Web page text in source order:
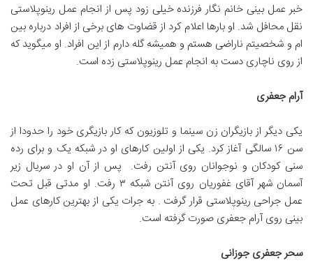
خبر عمل بینی خانم نگار فرزنده خیلی زود پس از انجام عمل رینوپلاستی
نقل محافل شد. او بارها اعلام کرد از قضاوت های برخی از افراد درباره بین
ام و شخصیتم ناراضی هستم و همیشه گله دارم از این افراد. او میگوید که
از روی ناچاری دست به انجام عمل رینوپلاستی زده است.
آرام جعفری
یکی دیگر از بازیگران زن سینما و تلوزیون که کار بازیگری خود را حدودا از
سن ۱۶ سالگی آغاز کرد. یکی از اولین کارهای او در شبکه یک و برای رده
سنی کودکان و نوجوانان روی آنتن رفت. پس از آن او در سریال زیر
آسمان شهر آقای غفوریان روی آنتن شبکه ۳ رفت. او مدتی قبل تحت
عمل جراحی رینوپلاستی قرار گرفت . به جرات یکی از بهترین کارهای عمل
بینی روی آرام جعفری صورت گرفته است.
سحر جعفری جوزانی